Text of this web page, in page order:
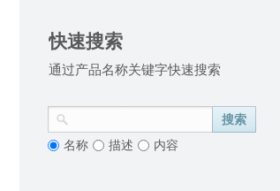
快速搜索
通过产品名称关键字快速搜索
搜索
名称
描述 内容